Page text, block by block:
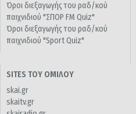
Όροι διεξαγωγής του ραδ/κού
παιχνιδιού "ΣΠΟΡ FM Quiz"
Όροι διεξαγωγής του ραδ/κού
παιχνιδιού "Sport Quiz"
SITES ΤΟΥ ΟΜΙΛΟΥ
skai.gr
skaitv.gr